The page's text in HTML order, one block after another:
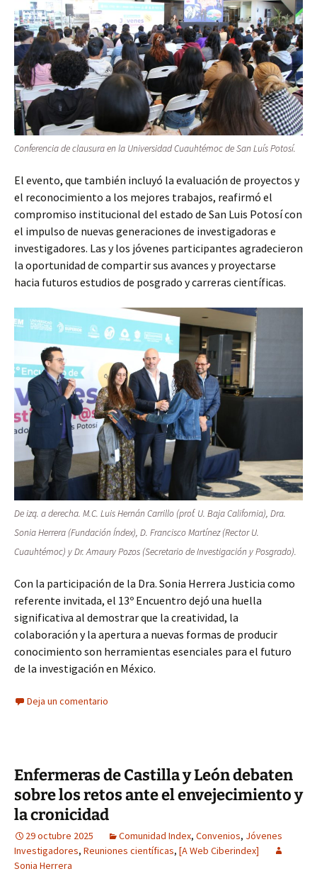
Conferencia de clausura en la Universidad Cuauhtémoc de San Luís Potosí.
El evento, que también incluyó la evaluación de proyectos y
el reconocimiento a los mejores trabajos, reafirmó el
compromiso institucional del estado de San Luis Potosí con
el impulso de nuevas generaciones de investigadoras e
investigadores. Las y los jóvenes participantes agradecieron
la oportunidad de compartir sus avances y proyectarse
hacia futuros estudios de posgrado y carreras científicas.
De izq. a derecha. M.C. Luis Hernán Carrillo (prof. U. Baja California), Dra.
Sonia Herrera (Fundación Índex), D. Francisco Martínez (Rector U.
Cuauhtémoc) y Dr. Amaury Pozos (Secretario de Investigación y Posgrado).
Con la participación de la Dra. Sonia Herrera Justicia como
referente invitada, el 13º Encuentro dejó una huella
significativa al demostrar que la creatividad, la
colaboración y la apertura a nuevas formas de producir
conocimiento son herramientas esenciales para el futuro
de la investigación en México.
Deja un comentario
Enfermeras de Castilla y León debaten
sobre los retos ante el envejecimiento y
la cronicidad
29 octubre 2025 Comunidad Index, Convenios, Jóvenes
Investigadores, Reuniones científicas, [A Web Ciberindex]
Sonia Herrera